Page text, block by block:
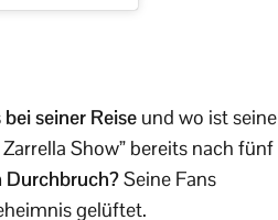
seiner Reise und wo ist seine
Show” bereits nach fünf
Durchbruch?Seine Fans
gelüftet.